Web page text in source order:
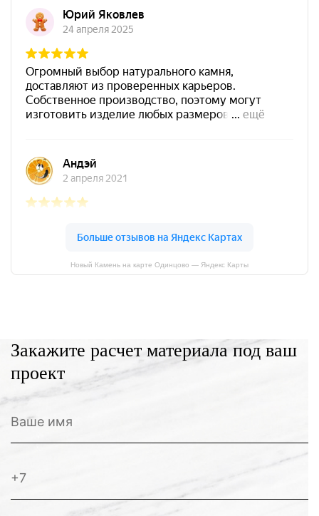
Новый Камень на карте Одинцово — Яндекс Карты
Закажите расчет материала под ваш
проект